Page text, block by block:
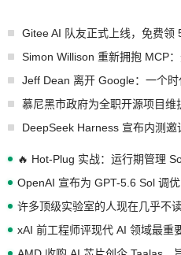
Gitee AI 队友正式上线，免费领
Simon Willison 重新拥抱 MCP
Jeff Dean 离开 Google：一个
慕尼黑市政府为全职开源项目维
🔥 Hot-Plug 实战：运行期管理
OpenAI 宣布为 GPT-5.6 Sol 调
许多顶级实验室的人现在几乎不
xAI 前工程师评现代 AI 领域最重